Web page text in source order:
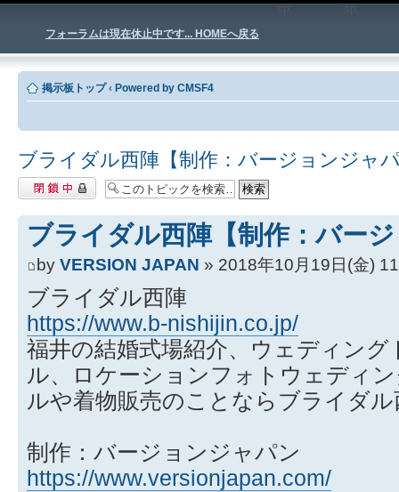
フォーラムは現在休止中です... HOMEへ戻る
sp;
掲示板トップ ‹ Powered by CMSF4
ブライダル西陣【制作：バージョンジャ
閉鎖中トピック
ブライダル西陣【制作：バー
by VERSION JAPAN » 2018年10月19日(金)
ブライダル西陣
https://www.b-nishijin.co.jp/
福井の結婚式場紹介、ウェディン
ル、ロケーションフォトウェディ
ルや着物販売のことならブライダル
制作：バージョンジャパン
https://www.versionjapan.com/